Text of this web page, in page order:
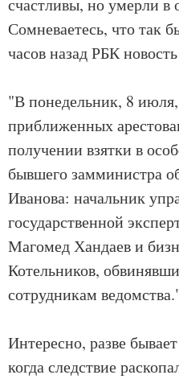
счастливы, но умерли в
Сомневаетесь, что так
часов назад РБК
"В понедельник, 8
приближенных
получении взятки в
бывшего замминистра
Иванова: начальник
государственной
Магомед Хандаев и
Котельников,
сотрудникам
Интересно, разве
когда следствие